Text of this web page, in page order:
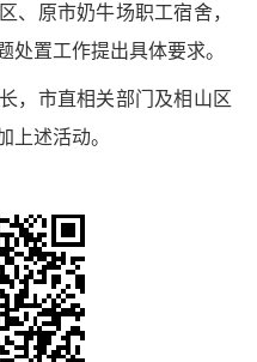
、原市奶牛场职工宿舍，
处置工作提出具体要求。
，市直相关部门及相山区
上述活动。